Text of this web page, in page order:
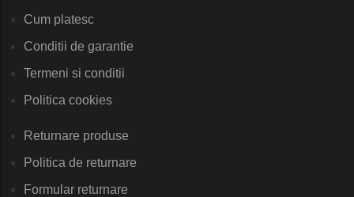
Cum platesc
Conditii de garantie
Termeni si conditii
Politica cookies
Returnare produse
Politica de returnare
Formular returnare